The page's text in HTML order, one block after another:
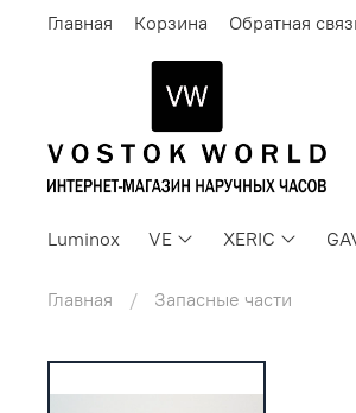
Главная Корзина Обратная
Luminox VE XERIC
Главная Запасные части